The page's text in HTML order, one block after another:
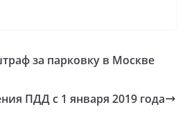
за парковку в Москве
ПДД с 1 января 2019 года